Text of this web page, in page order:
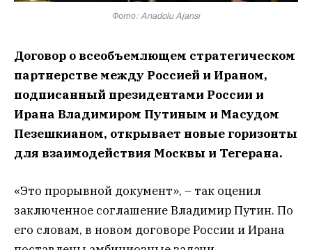
Фото: Anadolu Ajansı
Договор о всеобъемлющем стратегическом
партнерстве между Россией и Ираном,
подписанный президентами России и
Ирана Владимиром Путиным и Масудом
Пезешкианом, открывает новые горизонты
для взаимодействия Москвы и Тегерана.
«Это прорывной документ», – так оценил
заключенное соглашение Владимир Путин. По
его словам, в новом договоре России и Ирана